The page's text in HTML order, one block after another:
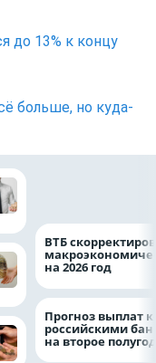
до 13% к концу
больше, но куда-
ВТБ
на 2026 год
Прогноз выплат
российскими
на второе